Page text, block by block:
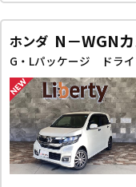
ホンダ N－WGN